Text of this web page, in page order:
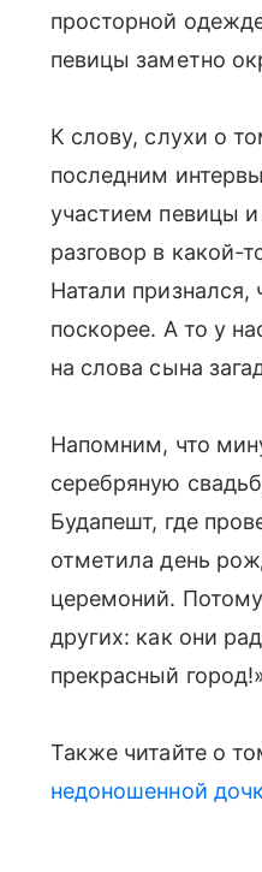
просторной
певицы заметно
К слову, слухи о
последним
участием певицы
разговор в
Натали
поскорее. А то у
на слова сына
Напомним, что
серебряную
Будапешт, где
отметила день
церемоний.
других: как они
прекрасный
Также читайте о
недоношенной